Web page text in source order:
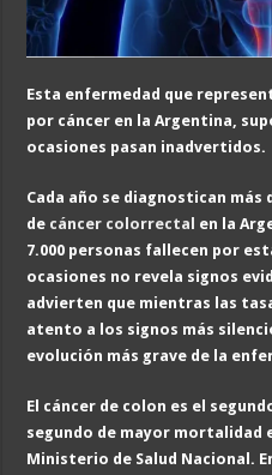
Esta enfermedad que
por cáncer en la Argentina,
ocasiones pasan inadvertidos.
Cada año se diagnostican más
de cáncer colorrectal en la
7.000 personas fallecen por
ocasiones no revela signos
advierten que mientras las
atento a los signos más
evolución más grave de la
El cáncer de colon es el
segundo de mayor mortalidad
Ministerio de Salud Nacional.